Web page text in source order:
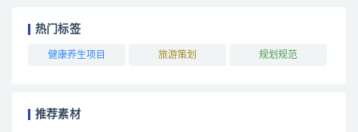
热门标签
健康养生项目 旅游策划 规划规范
推荐素材